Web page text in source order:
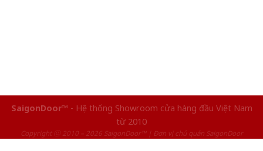
SaigonDoor™ - Hệ thống Showroom cửa hàng đầu Việt Nam
từ 2010
Copyright ⓒ 2010 – 2026 SaigonDoor™ | Đơn vị chủ quản SaigonDoor